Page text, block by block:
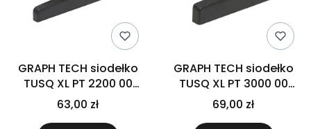
GRAPH TECH siodełko
TUSQ XL PT 2200 00
Strat/Tele
63,00 zł
GRAPH TECH siodełko
TUSQ XL PT 3000 00
(3/16")
69,00 zł